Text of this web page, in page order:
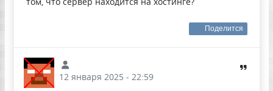
Поделится
12 января 2025 - 22:59